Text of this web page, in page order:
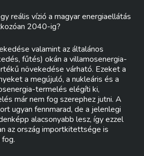
reális vízió a magyar energiaellátás
2040-ig?
valamint az általános
fűtés) okán a villamosenergia-
növekedése várható. Ezeket a
a megújuló, a nukleáris és a
termelés elégíti ki,
már nem fog szerephez jutni. A
ugyan fennmarad, de a jelenlegi
alacsonyabb lesz, így ezzel
az ország importkitettsége is